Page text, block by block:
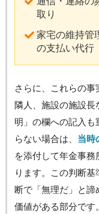
取り
家宅の維持管
の支払い代行
さらに、これらの事
隣人、施設の施設
明」の欄への記入
らない場合は、 当時
を添付して年金事
ります。この判断
断で「無理だ」と諦
価値がある部分です。